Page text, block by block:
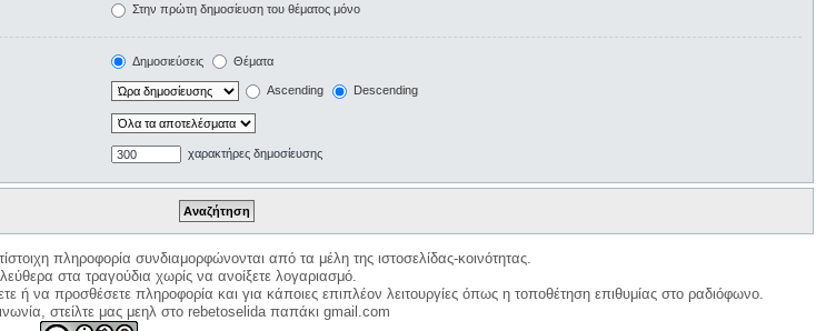
Στην πρώτη δημοσίευση του θέματος μόνο
Δημοσιεύσεις Θέματα
Ascending Descending
χαρακτήρες δημοσίευσης
πληροφορία συνδιαμορφώνονται από τα μέλη της ιστοσελίδας-κοινότητας.
στα τραγούδια χωρίς να ανοίξετε λογαριασμό.
ή να προσθέσετε πληροφορία και για κάποιες επιπλέον λειτουργίες όπως η τοποθέτηση επιθυμίας στο ραδιόφωνο.
στείλτε μας μεηλ στο rebetoselida παπάκι gmail.com